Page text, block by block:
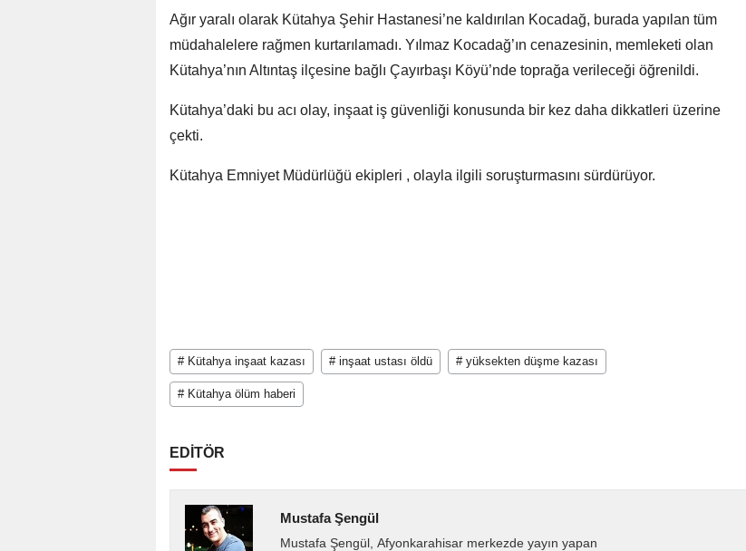
Ağır yaralı olarak Kütahya Şehir Hastanesi’ne kaldırılan Kocadağ, burada yapılan tüm
müdahalelere rağmen kurtarılamadı. Yılmaz Kocadağ’ın cenazesinin, memleketi olan
Kütahya’nın Altıntaş ilçesine bağlı Çayırbaşı Köyü’nde toprağa verileceği öğrenildi.
Kütahya’daki bu acı olay, inşaat iş güvenliği konusunda bir kez daha dikkatleri üzerine
çekti.
Kütahya Emniyet Müdürlüğü ekipleri , olayla ilgili soruşturmasını sürdürüyor.
# Kütahya inşaat kazası # inşaat ustası öldü # yüksekten düşme kazası
# Kütahya ölüm haberi
EDİTÖR
Mustafa Şengül
Mustafa Şengül, Afyonkarahisar merkezde yayın yapan